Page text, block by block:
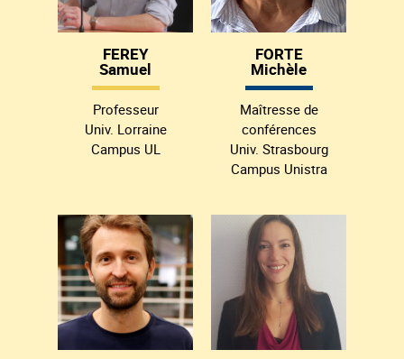
FEREY
Samuel
Professeur
Univ. Lorraine
Campus UL
FORTE
Michèle
Maîtresse de
conférences
Univ. Strasbourg
Campus Unistra